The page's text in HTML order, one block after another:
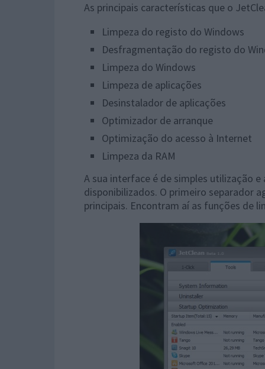
As principais características que o
Limpeza do registo do Windows
Desfragmentação do registo do
Limpeza do Windows
Limpeza de aplicações
Desinstalador de aplicações
Optimizador de arranque
Optimização do acesso à Internet
Limpeza da RAM
A sua interface é de simples utilização
disponibilizados. O primeiro separador
principais. Encontram aí as funções de